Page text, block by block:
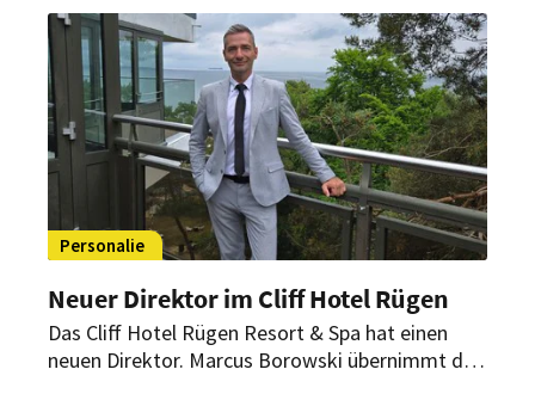
Verantwortung übernehmen und ein Betrieb
zukunftsfähig bleibt. Die Vorreiter Academy
greift diese Themen mit Schulungen, Workshops
und Coachings für Mitarbeiter und
Führungskräfte auf.
Personalie
Neuer Direktor im Cliff Hotel Rügen
Das Cliff Hotel Rügen Resort & Spa hat einen
neuen Direktor. Marcus Borowski übernimmt die